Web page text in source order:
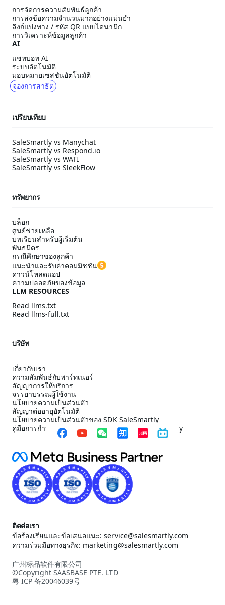
การจัดการความสัมพันธ์ลูกค้า
การส่งข้อความจำนวนมากอย่างแม่นยำ
ลิงก์แบ่งทาง / รหัส QR แบบไดนามิก
การวิเคราะห์ข้อมูลลูกค้า
AI
แชทบอท AI
ระบบอัตโนมัติ
มอบหมายเซสชันอัตโนมัติ
จองการสาธิต
เปรียบเทียบ
SaleSmartly vs Manychat
SaleSmartly vs Respond.io
SaleSmartly vs WATI
SaleSmartly vs SleekFlow
ทรัพยากร
บล็อก
ศูนย์ช่วยเหลือ
บทเรียนสำหรับผู้เริ่มต้น
พันธมิตร
กรณีศึกษาของลูกค้า
แนะนำและรับค่าคอมมิชชัน
ดาวน์โหลดแอป
ความปลอดภัยของข้อมูล
LLM RESOURCES
Read llms.txt
Read llms-full.txt
บริษัท
เกี่ยวกับเรา
ความสัมพันธ์กับพาร์ทเนอร์
สัญญาการให้บริการ
จรรยาบรรณผู้ใช้งาน
นโยบายความเป็นส่วนตัว
สัญญาต่ออายุอัตโนมัติ
นโยบายความเป็นส่วนตัวของ SDK SaleSmartly
คู่มือการกำหนดค่าการปฏิบัติตาม SDK ของ SaleSmartly
ติดต่อเรา
ข้อร้องเรียนและข้อเสนอแนะ: service@salesmartly.com
ความร่วมมือทางธุรกิจ: marketing@salesmartly.com
广州标品软件有限公司
©Copyright SAASBASE PTE. LTD
粤 ICP 备20046039号